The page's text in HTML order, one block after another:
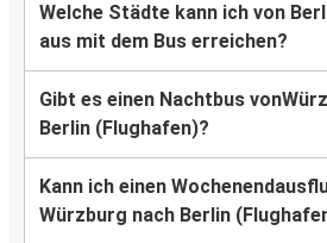
Welche Städte kann ich von
aus mit dem Bus erreichen?
Gibt es einen Nachtbus
Berlin (Flughafen)?
Kann ich einen
Würzburg nach Berlin